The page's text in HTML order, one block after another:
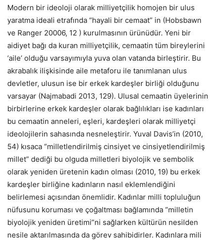
Modern bir ideoloji olarak milliyetçilik homojen bir ulus
yaratma ideali etrafında “hayali bir cemaat” in (Hobsbawn
ve Ranger 20006, 12 ) kurulmasının ürünüdür. Yeni bir
aidiyet bağı da kuran milliyetçilik, cemaatin tüm bireylerini
‘aile’ olduğu varsayımıyla yuva olan vatanda birleştirir. Bu
akrabalık ilişkisinde aile metaforu ile tanımlanan ulus
devletler, ulusun ise bir erkek kardeşler birliği olduğunu
varsayar (Najmabadi 2013, 129). Ulusal cemaatin üyelerinin
birbirlerine erkek kardeşler olarak bağlılıkları ise kadınları
bu cemaatin anneleri, eşleri, kardeşleri olarak milliyetçi
ideolojilerin sahasında nesneleştirir. Yuval Davis’in (2010,
54) kısaca “milletlendirilmiş cinsiyet ve cinsiyetlendirilmiş
millet” dediği bu olguda milletleri biyolojik ve sembolik
olarak yeniden üretenin kadın olması (2010, 19) bu erkek
kardeşler birliğine kadınların nasıl eklemlendiğini
belirlemesi açısından önemlidir. Kadınlar milli topluluğun
nüfusunu koruması ve çoğaltması bağlamında “milletin
biyolojik yeniden üretimi”ni sağlarken kültürün nesilden
nesile aktarılmasında da görev sahibidirler. Kadınlara mili